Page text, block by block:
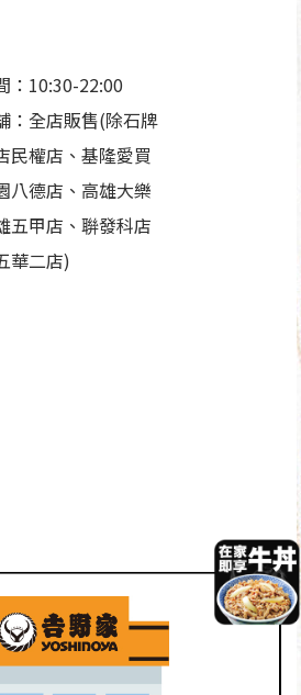
：10:30-22:00
：全店販售(除石牌
民權店、基隆愛買
八德店、高雄大樂
五甲店、聨發科店
華二店)